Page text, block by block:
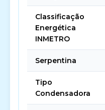
Classificação
Energética
INMETRO
Serpentina
Tipo
Condensadora